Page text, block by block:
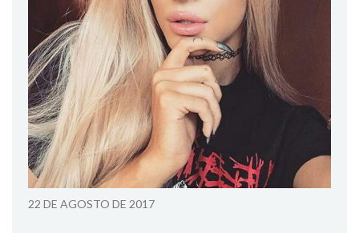
22 DE AGOSTO DE 2017